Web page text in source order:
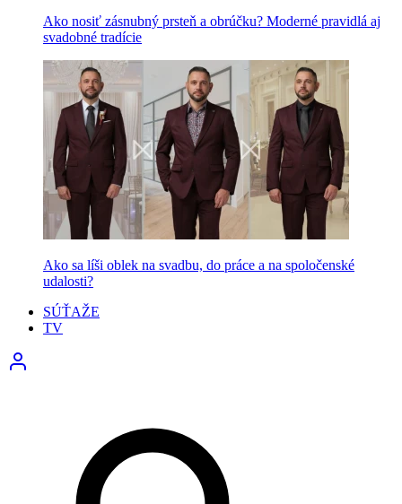
Ako nosiť zásnubný prsteň a obrúčku? Moderné pravidlá aj
svadobné tradície
Ako sa líši oblek na svadbu, do práce a na spoločenské
udalosti?
SÚŤAŽE
TV